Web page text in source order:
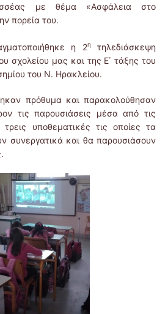
με θέμα «Ασφάλεια στο
πορεία του.
η 2η
τηλεδιάσκεψη
σχολείου μας και της Ε΄ τάξης του
του Ν. Ηρακλείου.
πρόθυμα και παρακολούθησαν
τις παρουσιάσεις μέσα από τις
υποθεματικές τις οποίες τα
συνεργατικά και θα παρουσιάσουν